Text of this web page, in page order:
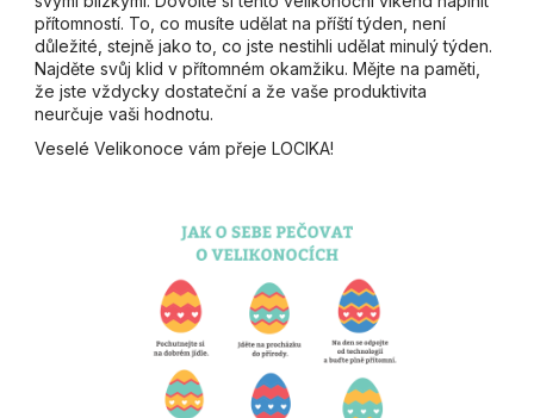
přítomností. To, co musíte udělat na příští týden, není
důležité, stejně jako to, co jste nestihli udělat minulý týden.
Najděte svůj klid v přítomném okamžiku. Mějte na paměti,
že jste vždycky dostateční a že vaše produktivita
neurčuje vaši hodnotu.
Veselé Velikonoce vám přeje LOCIKA!